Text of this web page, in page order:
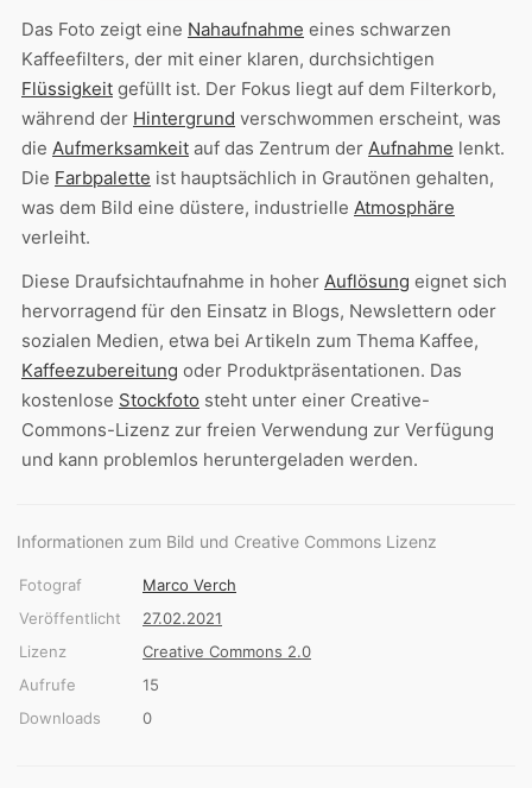
Das Foto zeigt eine Nahaufnahme eines schwarzen
Kaffeefilters, der mit einer klaren, durchsichtigen
Flüssigkeit gefüllt ist. Der Fokus liegt auf dem Filterkorb,
während der Hintergrund verschwommen erscheint, was
die Aufmerksamkeit auf das Zentrum der Aufnahme lenkt.
Die Farbpalette ist hauptsächlich in Grautönen gehalten,
was dem Bild eine düstere, industrielle Atmosphäre
verleiht.
Diese Draufsichtaufnahme in hoher Auflösung eignet sich
hervorragend für den Einsatz in Blogs, Newslettern oder
sozialen Medien, etwa bei Artikeln zum Thema Kaffee,
Kaffeezubereitung oder Produktpräsentationen. Das
kostenlose Stockfoto steht unter einer Creative-
Commons-Lizenz zur freien Verwendung zur Verfügung
und kann problemlos heruntergeladen werden.
Informationen zum Bild und Creative Commons Lizenz
Fotograf
Marco Verch
Veröffentlicht
27.02.2021
Lizenz
Creative Commons 2.0
Aufrufe
15
Downloads
0